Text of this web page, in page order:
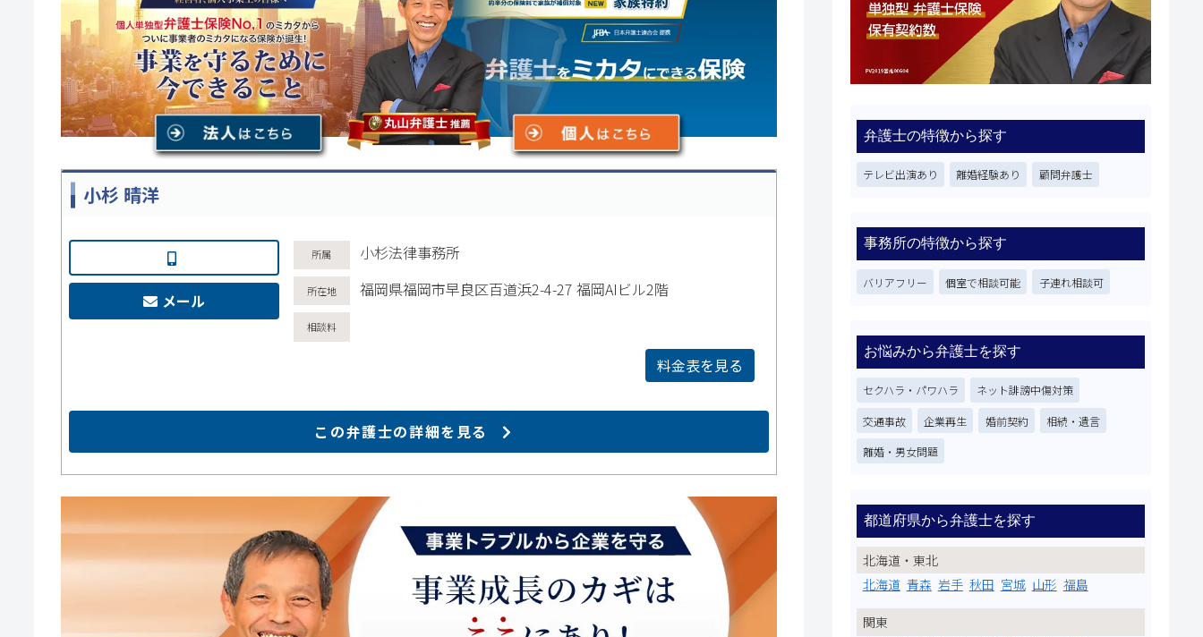
小杉 晴洋
メール
小杉法律事務所
福岡県福岡市早良区百道浜2-4-27 福岡AIビル2階
料金表を見る
この弁護士の詳細を見る
弁護士の特徴から探す
テレビ出演あり 離婚経験あり 顧問弁護士
事務所の特徴から探す
バリアフリー 個室で相談可能 子連れ相談可
お悩みから弁護士を探す
セクハラ・パワハラ ネット誹謗中傷対策
交通事故 企業再生 婚前契約 相続・遺言
離婚・男女問題
都道府県から弁護士を探す
北海道・東北
北海道 青森 岩手 秋田 宮城 山形 福島
関東